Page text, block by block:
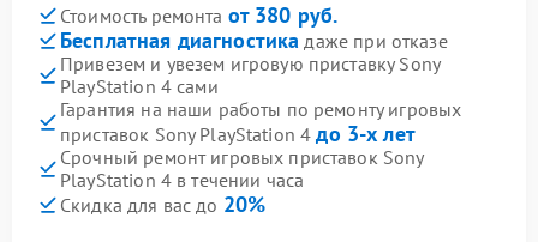
Стоимость ремонта от 380 руб.
Бесплатная диагностика даже при отказе
Привезем и увезем игровую приставку Sony
PlayStation 4 сами
Гарантия на наши работы по ремонту игровых
приставок Sony PlayStation 4до 3-х лет
Срочный ремонт игровых приставок Sony
PlayStation 4 в течении часа
Скидка для вас до 20%